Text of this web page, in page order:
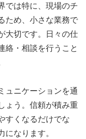
では特に、現場のチ
ため、小さな業務で
大切です。日々の仕
絡・相談を行うこと
ュニケーションを通
ょう。信頼が積み重
すくなるだけでな
になります。